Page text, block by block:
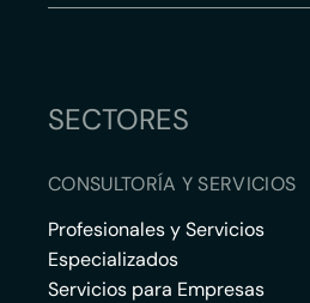
SECTORES
CONSULTORÍA Y SERVICIOS
Profesionales y Servicios
Especializados
Servicios para Empresas